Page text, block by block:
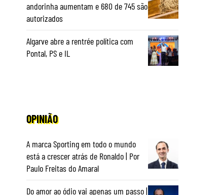
andorinha aumentam e 680 de 745 são
autorizados
Algarve abre a rentrée política com
Pontal, PS e IL
OPINIÃO
A marca Sporting em todo o mundo
está a crescer atrás de Ronaldo | Por
Paulo Freitas do Amaral
Do amor ao ódio vai apenas um passo |